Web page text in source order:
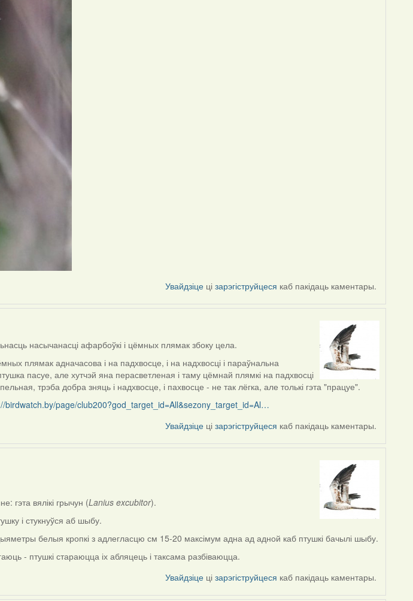
Увайдзіце цізарэгіструйцеся каб пакідаць каментары.
насычанасці афарбоўкі і цёмных плямак збоку цела.
плямак адначасова і на падхвосце, і на надхвосці і параўнальна
пасуе, але хутчэй яна перасветленая і таму цёмнай плямкі на падхвосці
трэба добра зняць і надхвосце, і пахвосце - не так лёгка, але толькі гэта "працуе".
birdwatch.by/page/club200?god_target_id=All&sezony_target_id=Al…
Увайдзіце цізарэгіструйцеся каб пакідаць каментары.
гэта вялікі грычун (Lanius excubitor).
і стукнуўся аб шыбу.
белыя кропкі з адлегласцю см 15-20 максімум адна ад адной каб птушкі бачылі шыбу.
- птушкі стараюцца іх абляцець і таксама разбіваюцца.
Увайдзіце цізарэгіструйцеся каб пакідаць каментары.